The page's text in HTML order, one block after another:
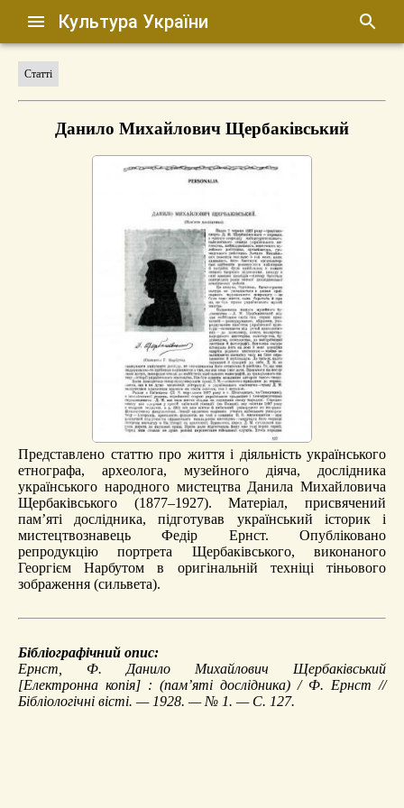
Культура України
Статті
Данило Михайлович Щербаківський
Представлено статтю про життя і діяльність українського
етнографа, археолога, музейного діяча, дослідника
українського народного мистецтва Данила Михайловича
Щербаківського (1877–1927). Матеріал, присвячений
пам’яті дослідника, підготував український історик і
мистецтвознавець Федір Ернст. Опубліковано
репродукцію портрета Щербаківського, виконаного
Георгієм Нарбутом в оригінальній техніці тіньового
зображення (сильвета).
Бібліографічний опис:
Ернст, Ф. Данило Михайлович Щербаківський
[Електронна копія] : (пам’яті дослідника) / Ф. Ернст //
Бібліологічні вісті. — 1928. — № 1. — С. 127.